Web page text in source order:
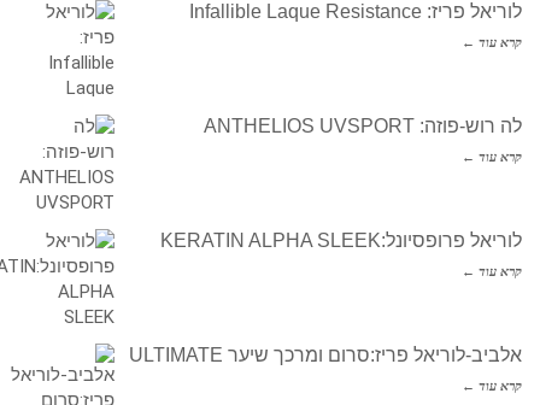
לוריאל פריז: Infallible Laque Resistance
קרא עוד ←
לה רוש-פוזה: ANTHELIOS UVSPORT
קרא עוד ←
לוריאל פרופסיונל:KERATIN ALPHA SLEEK
קרא עוד ←
אלביב-לוריאל פריז:סרום ומרכך שיער ULTIMATE
קרא עוד ←